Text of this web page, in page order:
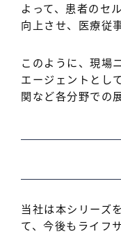
よって、患者のセ
向上させ、医療従
このように、現場
エージェントとし
関など各分野での
当社は本シリーズ
て、今後もライフ